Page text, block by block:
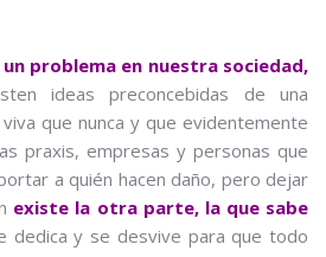
problema en nuestra sociedad,
ideas preconcebidas de una
que nunca y que evidentemente
praxis, empresas y personas que
a quién hacen daño, pero dejar
existe la otra parte, la que sabe
dedica y se desvive para que todo